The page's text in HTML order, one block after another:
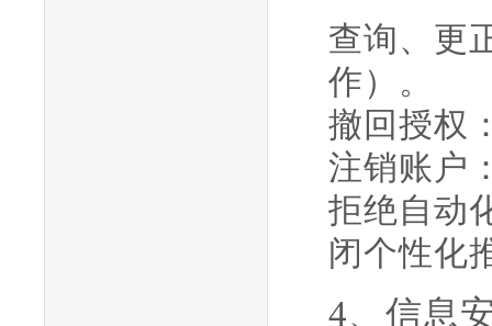
查询、更
作）。
撤回授权
注销账户
拒绝自动
闭个性化
4、信息